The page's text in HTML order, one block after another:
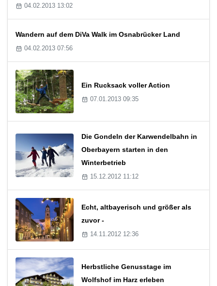
04.02.2013 13:02
Wandern auf dem DiVa Walk im Osnabrücker Land
04.02.2013 07:56
Ein Rucksack voller Action
07.01.2013 09:35
Die Gondeln der Karwendelbahn in
Oberbayern starten in den
Winterbetrieb
15.12.2012 11:12
Echt, altbayerisch und größer als
zuvor -
14.11.2012 12:36
Herbstliche Genusstage im
Wolfshof im Harz erleben